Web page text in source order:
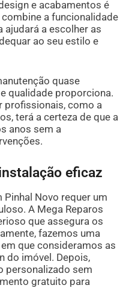
e acabamentos é
a funcionalidade
ajudará a escolher as
ao seu estilo e
quase
qualidade proporciona.
profissionais, como a
terá a certeza de que a
anos sem a
eficaz
Novo requer um
A Mega Reparos
que assegura os
fazemos uma
que consideramos as
do imóvel. Depois,
personalizado sem
gratuito para